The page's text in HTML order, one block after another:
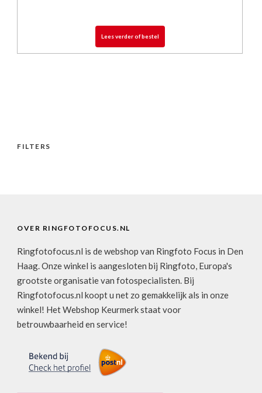
Lees verder of bestel
FILTERS
OVER RINGFOTOFOCUS.NL
Ringfotofocus.nl is de webshop van Ringfoto Focus in Den
Haag. Onze winkel is aangesloten bij Ringfoto, Europa's
grootste organisatie van fotospecialisten. Bij
Ringfotofocus.nl koopt u net zo gemakkelijk als in onze
winkel! Het Webshop Keurmerk staat voor
betrouwbaarheid en service!